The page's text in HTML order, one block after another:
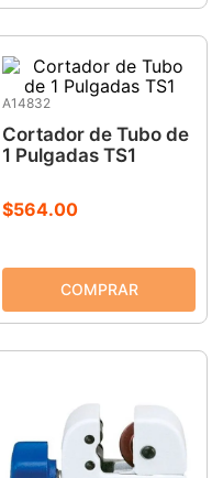
A14832
Cortador de Tubo de
1 Pulgadas TS1
$564.00